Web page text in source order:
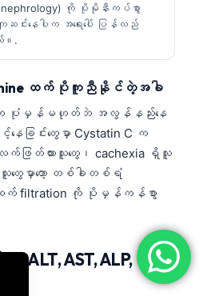
ကို ပိုမိုနီးကပ်စွာ
ဆင်းနေပါက အရေးပေါ် ပြန်လည်
။.
ထက် ပိုကူညီနိုင်တဲ့အခါ
ဏက ပုံမှန်မဟုတ်ဘဲ အလွန်နည်းနေ
ခြင်းတွေမှာ Cystatin C က
ြတ်ထားသူတွေ၊ cachexia ရှိသူ
ေမှာတော့ တစ်ခါတစ်ရံ
က် filtration ကို ပိုမှန်ကန်စွာ
- ALT, AST, ALP,